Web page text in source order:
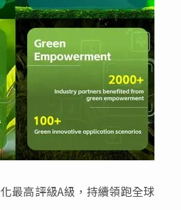
最高評級A級，持續領跑全球